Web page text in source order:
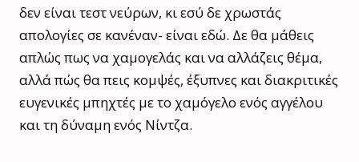
δεν είναι τεστ νεύρων, κι εσύ δε χρωστάς
απολογίες σε κανέναν- είναι εδώ. Δε θα μάθεις
απλώς πως να χαμογελάς και να αλλάζεις θέμα,
αλλά πώς θα πεις κομψές, έξυπνες και διακριτικές
ευγενικές μπηχτές με το χαμόγελο ενός αγγέλου
και τη δύναμη ενός Νίντζα.